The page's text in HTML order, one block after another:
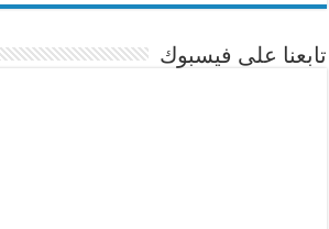
تابعنا على فيسبوك